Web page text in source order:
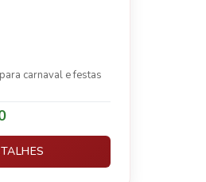
carnaval e festas